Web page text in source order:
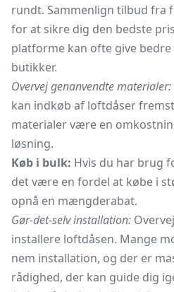
rundt. Sammenlign tilbud fra
for at sikre dig den bedste
platforme kan ofte give
butikker.
Overvej genanvendte materialer:
kan indkøb af loftdåser
materialer være en
løsning.
Køb i bulk: Hvis du har brug
det være en fordel at købe i
opnå en mængderabat.
Gør-det-selv installation:
installere loftdåsen. Mange
nem installation, og der er
rådighed, der kan guide dig